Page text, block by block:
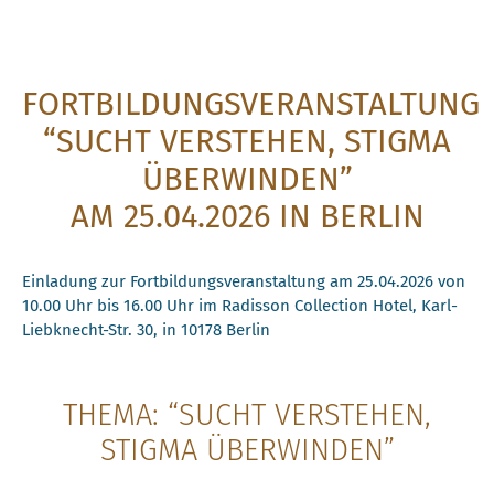
FORTBILDUNGSVERANSTALTUNG
“SUCHT VERSTEHEN, STIGMA
ÜBERWINDEN”
AM 25.04.2026 IN BERLIN
Einladung zur Fortbildungsveranstaltung am 25.04.2026 von
10.00 Uhr bis 16.00 Uhr im Radisson Collection Hotel, Karl-
Liebknecht-Str. 30, in 10178 Berlin
THEMA: “SUCHT VERSTEHEN,
STIGMA ÜBERWINDEN”